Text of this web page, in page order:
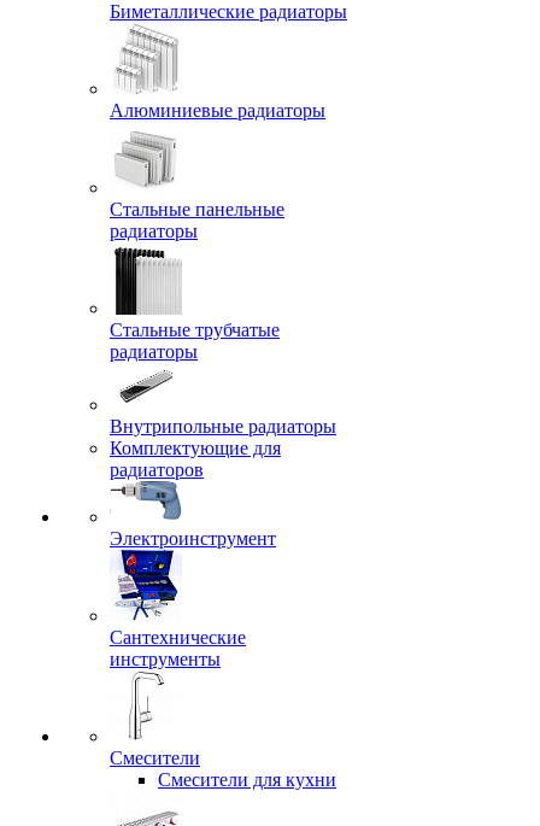
Биметаллические радиаторы
Алюминиевые радиаторы
Стальные панельные
радиаторы
Стальные трубчатые
радиаторы
Внутрипольные радиаторы
Комплектующие для
радиаторов
Электроинструмент
Сантехнические
инструменты
Смесители
Смесители для кухни